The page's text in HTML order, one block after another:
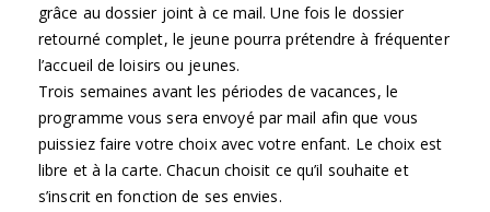
grâce au dossier joint à ce mail. Une fois le dossier
retourné complet, le jeune pourra prétendre à fréquenter
l’accueil de loisirs ou jeunes.
Trois semaines avant les périodes de vacances, le
programme vous sera envoyé par mail afin que vous
puissiez faire votre choix avec votre enfant. Le choix est
libre et à la carte. Chacun choisit ce qu’il souhaite et
s’inscrit en fonction de ses envies.